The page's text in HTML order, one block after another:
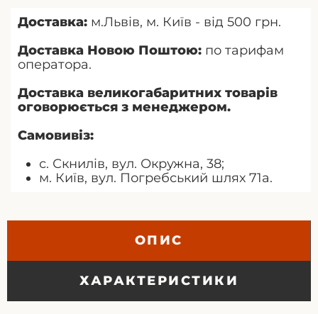
Доставка: м.Львів, м. Київ - від 500 грн.
Доставка Новою Поштою: по тарифам
оператора.
Доставка великогабаритних товарів
оговорюється з менеджером.
Самовивіз:
с. Скнилів, вул. Окружна, 38;
м. Київ, вул. Погребський шлях 71а.
ОПИС
ХАРАКТЕРИСТИКИ